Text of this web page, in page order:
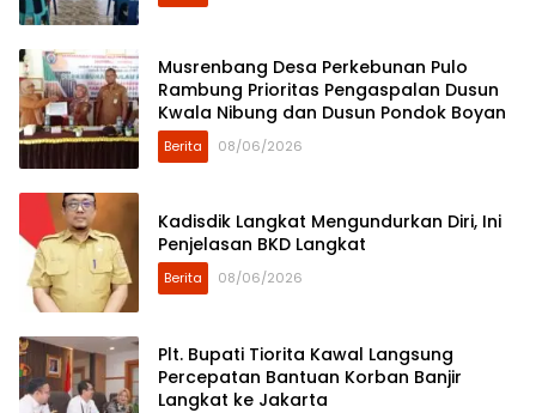
Musrenbang Desa Perkebunan Pulo
Rambung Prioritas Pengaspalan Dusun
Kwala Nibung dan Dusun Pondok Boyan
Berita 08/06/2026
Kadisdik Langkat Mengundurkan Diri, Ini
Penjelasan BKD Langkat
Berita 08/06/2026
Plt. Bupati Tiorita Kawal Langsung
Percepatan Bantuan Korban Banjir
Langkat ke Jakarta